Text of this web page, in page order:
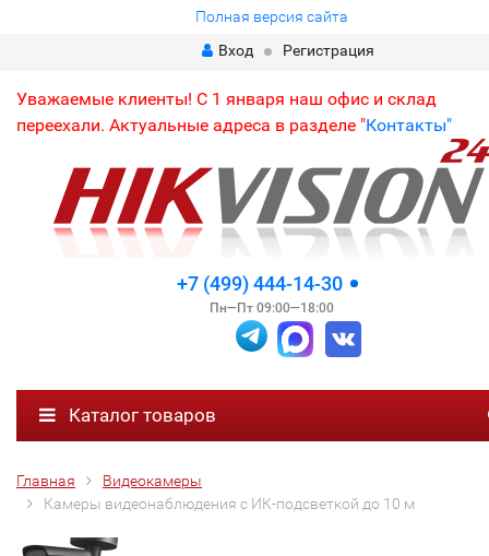
Полная версия сайта
Вход
Регистрация
Уважаемые клиенты! С 1 января наш офис и склад
переехали. Актуальные адреса в разделе "Контакты"
+7 (499) 444-14-30
Пн—Пт 09:00—18:00
Каталог товаров
Главная
Видеокамеры
Камеры видеонаблюдения с ИК-подсветкой до 10 м